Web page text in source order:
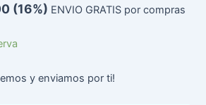
(16%) ENVIO GRATIS por compras
y enviamos por ti!